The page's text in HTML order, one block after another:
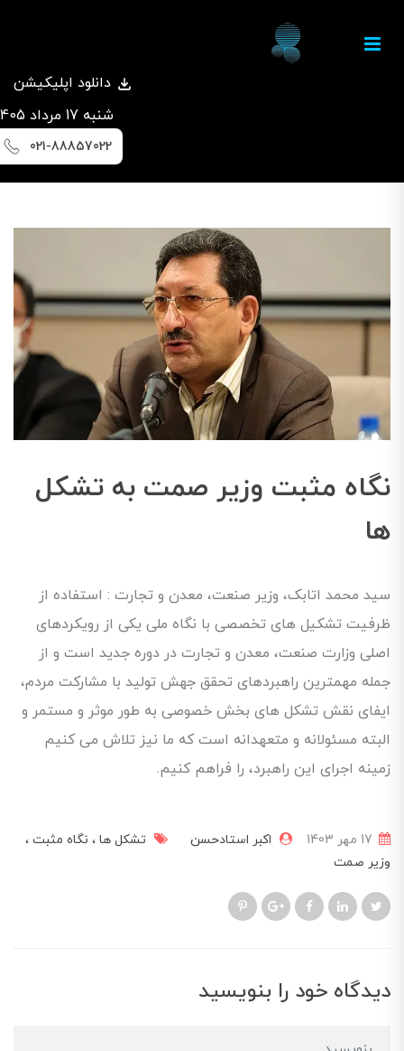
دانلود اپلیکیشن
شنبه 17 مرداد 1405
021-88857022
نگاه مثبت وزیر صمت به تشکل
ها
سید محمد اتابک، وزیر صنعت، معدن و تجارت : استفاده از
ظرفیت تشکیل های تخصصی با نگاه ملی یکی از رویکردهای
اصلی وزارت صنعت، معدن و تجارت در دوره جدید است و از
جمله مهمترین راهبردهای تحقق جهش تولید با مشارکت مردم،
ایفای نقش تشکل های بخش خصوصی به طور موثر و مستمر و
البته مسئولانه و متعهدانه است که ما نیز تلاش می کنیم
زمینه اجرای این راهبرد، را فراهم کنیم.
17 مهر 1403 اکبر استادحسن تشکل ها نگاه مثبت
وزیر صمت
دیدگاه خود را بنویسید